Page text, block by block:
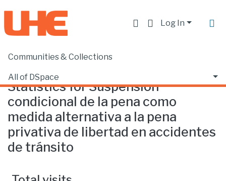
Log In
Communities & Collections
All of DSpace
Home Statistics
Statistics for Suspensión
condicional de la pena como
medida alternativa a la pena
privativa de libertad en accidentes
de tránsito